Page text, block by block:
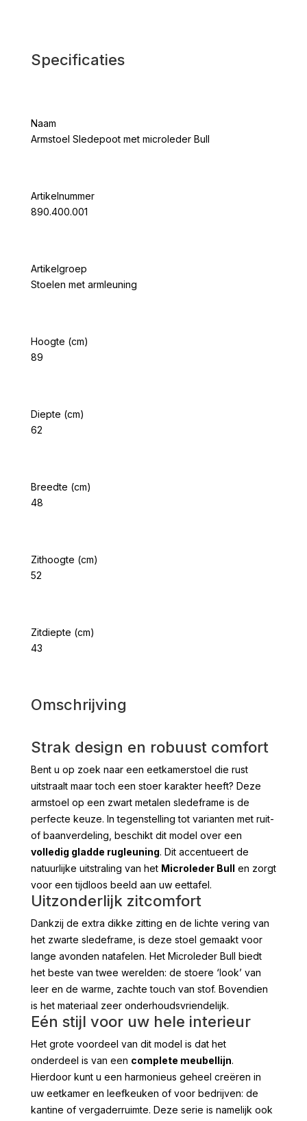
Specificaties
Naam
Armstoel Sledepoot met microleder Bull
Artikelnummer
890.400.001
Artikelgroep
Stoelen met armleuning
Hoogte (cm)
89
Diepte (cm)
62
Breedte (cm)
48
Zithoogte (cm)
52
Zitdiepte (cm)
43
Omschrijving
Strak design en robuust comfort
Bent u op zoek naar een eetkamerstoel die rust
uitstraalt maar toch een stoer karakter heeft? Deze
armstoel op een zwart metalen sledeframe is de
perfecte keuze. In tegenstelling tot varianten met ruit-
of baanverdeling, beschikt dit model over een
volledig gladde rugleuning. Dit accentueert de
natuurlijke uitstraling van het Microleder Bull en zorgt
voor een tijdloos beeld aan uw eettafel.
Uitzonderlijk zitcomfort
Dankzij de extra dikke zitting en de lichte vering van
het zwarte sledeframe, is deze stoel gemaakt voor
lange avonden natafelen. Het Microleder Bull biedt
het beste van twee werelden: de stoere ‘look’ van
leer en de warme, zachte touch van stof. Bovendien
is het materiaal zeer onderhoudsvriendelijk.
Eén stijl voor uw hele interieur
Het grote voordeel van dit model is dat het
onderdeel is van een complete meubellijn.
Hierdoor kunt u een harmonieus geheel creëren in
uw eetkamer en leefkeuken of voor bedrijven: de
kantine of vergaderruimte. Deze serie is namelijk ook